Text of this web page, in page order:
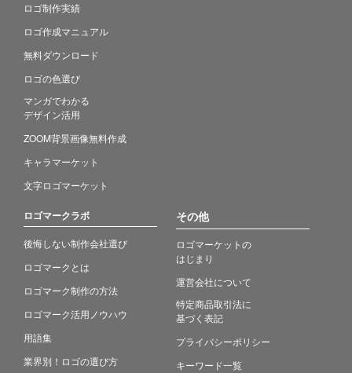
ロゴ制作実績
ロゴ作成マニュアル
無料ダウンロード
ロゴの色選び
マンガでわかる
デザイン活用
ZOOM背景画像無料作成
キャラマーケット
文字ロゴマーケット
ロゴマークラボ
後悔しない制作会社選び
ロゴマークとは
ロゴマーク制作の方法
ロゴマーク活用ノウハウ
用語集
業界別！ロゴの選び方
その他
ロゴマーケットの
はじまり
運営会社について
特定商品取引法に
基づく表記
プライバシーポリシー
キーワード一覧